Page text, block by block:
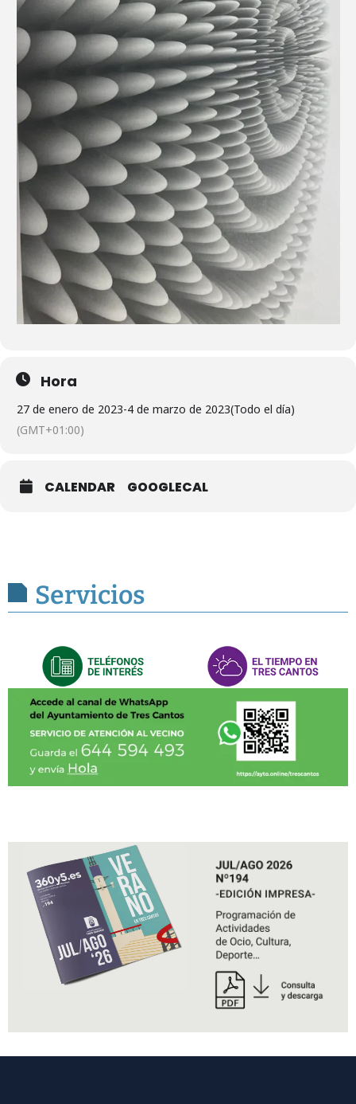
Hora
27 de enero de 2023-4 de marzo de 2023(Todo el día)
(GMT+01:00)
CALENDAR GOOGLECAL
Servicios